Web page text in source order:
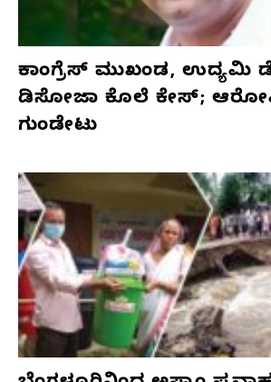
ಕಾಂಗ್ರೆಸ್‌ ಮುಖಂಡ, ಉದ್ಯಮಿ
ಡಿಸೋಜಾ ಕೊಲೆ ಕೇಸ್;‌
ಗುಂಡೇಟು